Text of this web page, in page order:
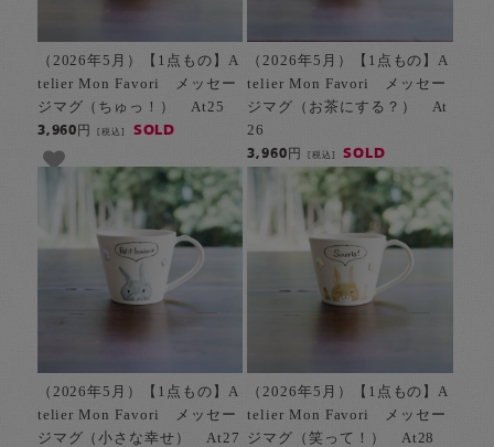
（2026年5月）【1点もの】A
telier Mon Favori メッセー
ジマグ（ちゅっ！） At25
3,960円[税込] SOLD
（2026年5月）【1点もの】A
telier Mon Favori メッセー
ジマグ（お茶にする？） At
26
3,960円 [税込] SOLD
（2026年5月）【1点もの】A
telier Mon Favori メッセー
ジマグ（小さな幸せ） At27
（2026年5月）【1点もの】A
telier Mon Favori メッセー
ジマグ（笑って！） At28